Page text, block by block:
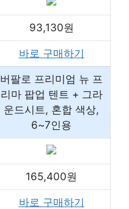
93,130원
바로 구매하기
버팔로 프리미엄 뉴 프
리마 팝업 텐트 + 그라
운드시트, 혼합 색상,
6~7인용
165,400원
바로 구매하기